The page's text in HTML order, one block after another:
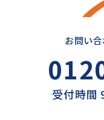
お問い
受付時間